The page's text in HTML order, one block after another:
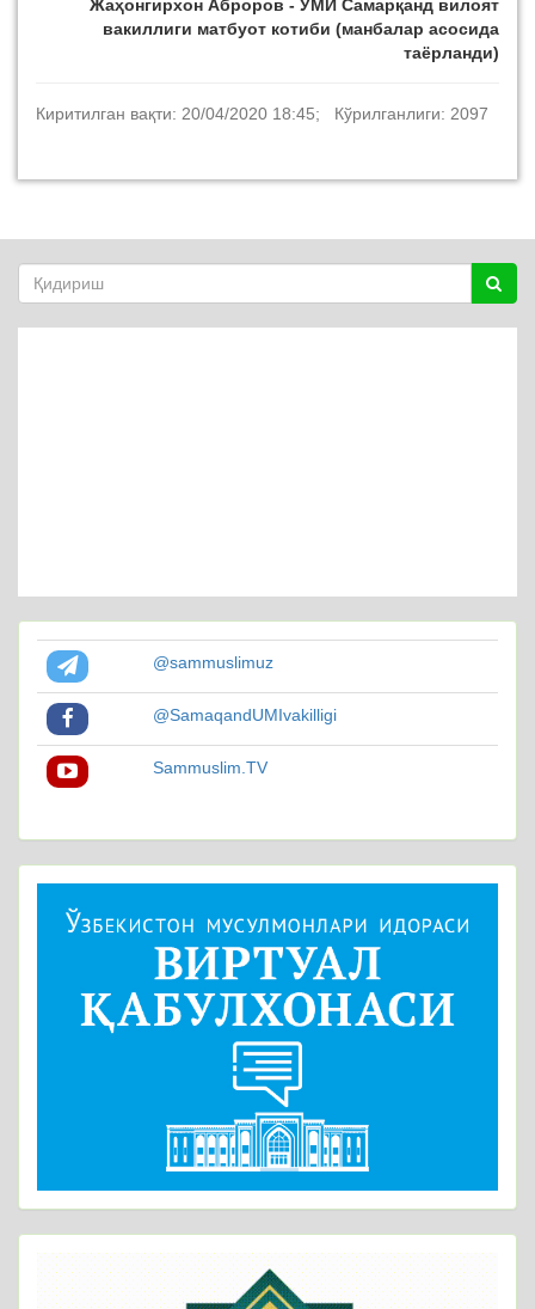
Жаҳонгирхон Аброров - ЎМИ Самарқанд вилоят
вакиллиги матбуот котиби (манбалар асосида
таёрланди)
Киритилган вақти: 20/04/2020 18:45; Кўрилганлиги: 2097
@sammuslimuz
@SamaqandUMIvakilligi
Sammuslim.TV